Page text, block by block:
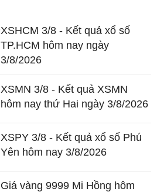
XSHCM 3/8 - Kết quả xổ số
TP.HCM hôm nay ngày
3/8/2026
XSMN 3/8 - Kết quả XSMN
hôm nay thứ Hai ngày 3/8/2026
XSPY 3/8 - Kết quả xổ số Phú
Yên hôm nay 3/8/2026
Giá vàng 9999 Mi Hồng hôm